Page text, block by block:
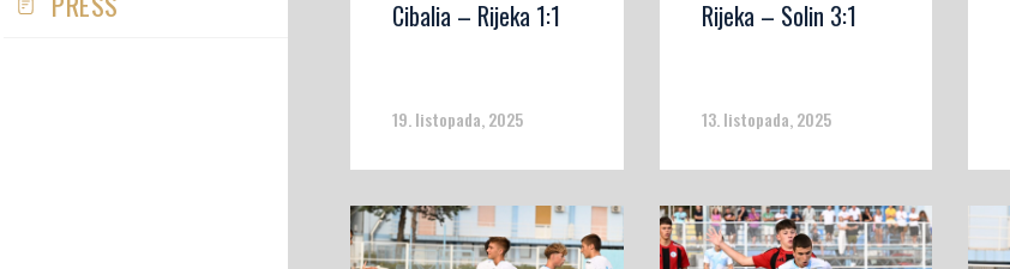
Cibalia – Rijeka 1:1
19. listopada, 2025
Rijeka – Solin 3:1
13. listopada, 2025